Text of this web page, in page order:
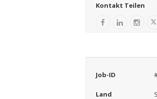
Kontakt Teilen
Job-ID
Land